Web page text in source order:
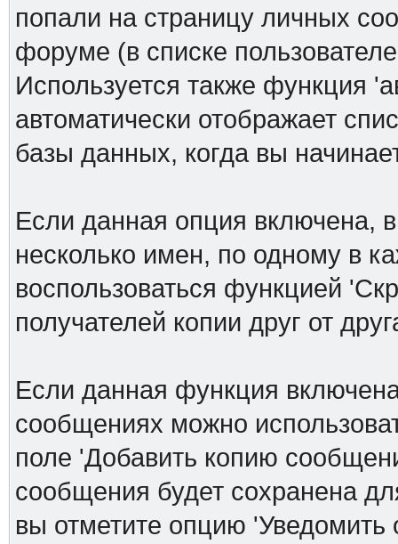
попали на страницу личных
форуме (в списке
Используется также функция
автоматически отображает
базы данных, когда вы
Если данная опция включена,
несколько имен, по одному в
воспользоваться функцией
получателей копии друг от
Если данная функция
сообщениях можно
поле 'Добавить копию
сообщения будет сохранена
вы отметите опцию